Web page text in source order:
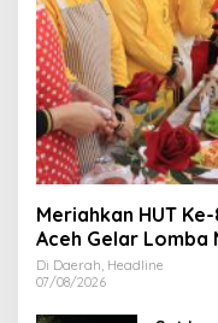
Meriahkan HUT
Aceh Gelar Lomba
Aneka Minuman
Di Daerah, Headline
07/08/2026